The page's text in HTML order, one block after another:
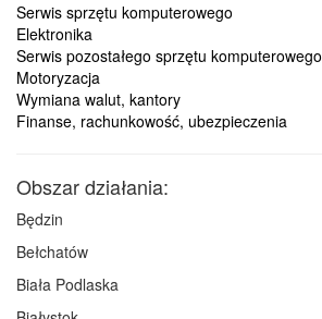
Serwis sprzętu komputerowego
Elektronika
Serwis pozostałego sprzętu komputerowego
Motoryzacja
Wymiana walut, kantory
Finanse, rachunkowość, ubezpieczenia
Obszar działania:
Będzin
Bełchatów
Biała Podlaska